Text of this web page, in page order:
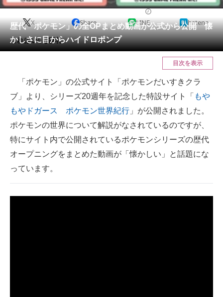
動物 リサーチ
会員記事
メディア
スマホと通信の最新トレンド
進化するPCとデバイスの未来
好きが集まる 比べて選べる
ビジネスと働き方のヒント
AI活用のいまが分かる
歴代「ポケモン」の全OPまとめ動画が公式から公開 懐
かしさに目からハイドロポンプ
X Share LINE hatena
これはいい資料。
目次を表示
「ポケモン」の公式サイト「ポケモンだいすきクラ
ブ」より、シリーズ20週年を記念した特設サイト「 もや
もやドガース ポケモン世界紀行 」が公開されました。
ポケモンの世界について解説がなされているのですが、
特にサイト内で公開されているポケモンシリーズの歴代
オープニングをまとめた動画が「懐かしい」と話題にな
っています。